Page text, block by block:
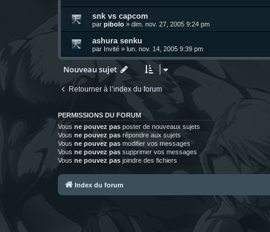
snk vs capcom
par pibolo » dim. nov. 27, 2005 9:24 pm
ashura senku
par Invité » lun. nov. 14, 2005 9:39 pm
Nouveau sujet
Retourner à l’index du forum
PERMISSIONS DU FORUM
Vous ne pouvez pas poster de nouveaux sujets
Vous ne pouvez pas répondre aux sujets
Vous ne pouvez pas modifier vos messages
Vous ne pouvez pas supprimer vos messages
Vous ne pouvez pas joindre des fichiers
Index du forum